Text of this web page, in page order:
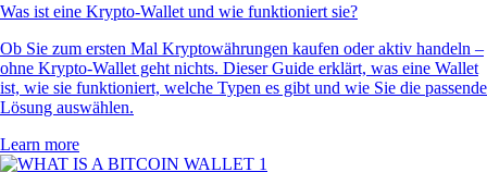
Was ist eine Krypto-Wallet und wie funktioniert sie?
Ob Sie zum ersten Mal Kryptowährungen kaufen oder aktiv handeln –
ohne Krypto-Wallet geht nichts. Dieser Guide erklärt, was eine Wallet
ist, wie sie funktioniert, welche Typen es gibt und wie Sie die passende
Lösung auswählen.
Learn more